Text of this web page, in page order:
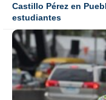
Castillo Pérez en
estudiantes